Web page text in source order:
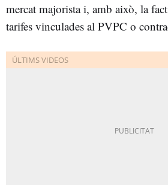
mercat majorista i, amb això, la
tarifes vinculades al PVPC o